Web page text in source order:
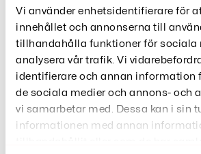
Vi använder enhetsidentifierare för
innehållet och annonserna till
tillhandahålla funktioner för sociala
analysera vår trafik. Vi
identifierare och annan information
de sociala medier och annons- och
vi samarbetar med. Dessa kan i sin
informationen med annan
Med Stil Och Ett Leende!
Specifikationer:
Produktnamn:Nyckelhållare
Solglasögon
Storlek:Ca 4,5 x 8,5 cm
Material:ABS
Maximal belastning:10 kg